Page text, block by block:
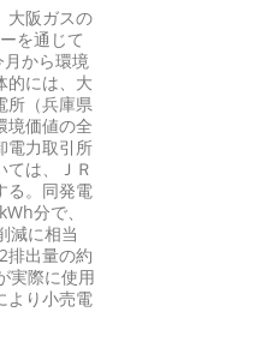
大阪ガスの
を通じて
月から環境
的には、大
所（兵庫県
境価値の全
電力取引所
ては、ＪＲ
る。同発電
分で、
減に相当
排出量の約
実際に使用
より小売電